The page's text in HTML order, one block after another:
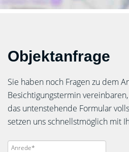
Objektanfrage
Sie haben noch Fragen zu dem
Besichtigungstermin
das untenstehende Formular
setzen uns schnellstmöglich mit